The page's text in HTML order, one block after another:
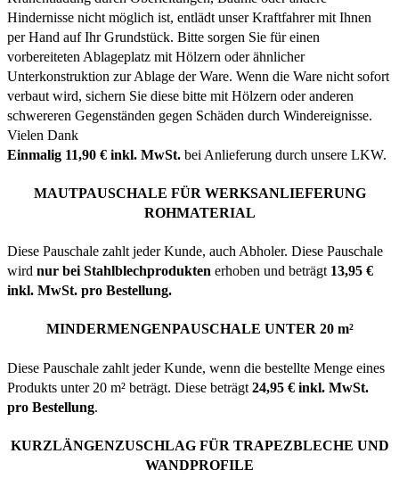
Hindernisse nicht möglich ist, entlädt unser Kraftfahrer mit Ihnen
per Hand auf Ihr Grundstück. Bitte sorgen Sie für einen
vorbereiteten Ablageplatz mit Hölzern oder ähnlicher
Unterkonstruktion zur Ablage der Ware. Wenn die Ware nicht sofort
verbaut wird, sichern Sie diese bitte mit Hölzern oder anderen
schwereren Gegenständen gegen Schäden durch Windereignisse.
Vielen Dank
Einmalig 11,90 € inkl. MwSt. bei Anlieferung durch unsere LKW.
MAUTPAUSCHALE FÜR WERKSANLIEFERUNG
ROHMATERIAL
Diese Pauschale zahlt jeder Kunde, auch Abholer. Diese Pauschale
wird nur bei Stahlblechprodukten erhoben und beträgt 13,95 €
inkl. MwSt. pro Bestellung.
MINDERMENGENPAUSCHALE UNTER 20 m²
Diese Pauschale zahlt jeder Kunde, wenn die bestellte Menge eines
Produkts unter 20 m² beträgt. Diese beträgt 24,95 € inkl. MwSt.
pro Bestellung.
KURZLÄNGENZUSCHLAG FÜR TRAPEZBLECHE UND
WANDPROFILE